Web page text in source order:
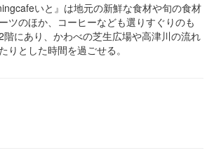
いと』は地元の新鮮な食材や旬の食材
ツのほか、コーヒーなども選りすぐりのも
にあり、かわべの芝生広場や高津川の流れ
りとした時間を過ごせる。